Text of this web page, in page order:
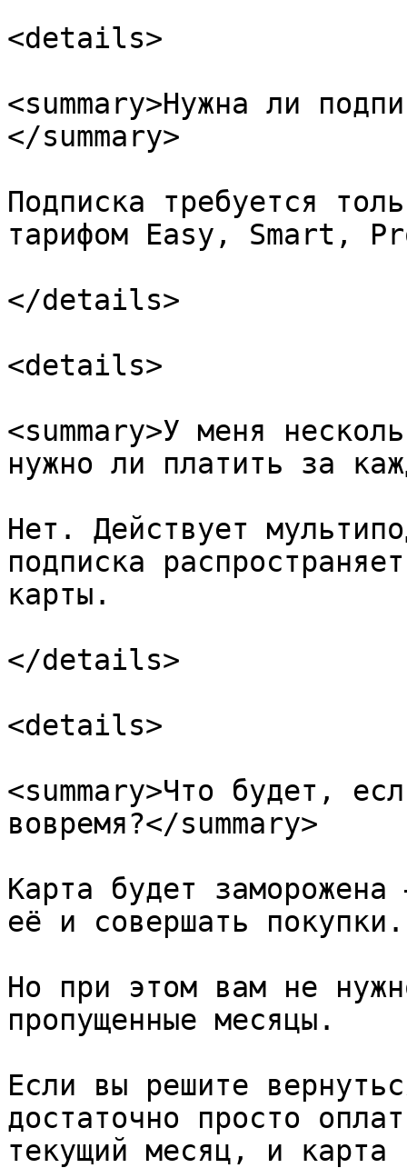
<details>
<summary>Нужна ли
</summary>
Подписка требуется
тарифом Easy, Smart,
</details>
<details>
<summary>У меня
нужно ли платить за
Нет. Действует
подписка
карты.
</details>
<details>
<summary>Что будет,
вовремя?</summary>
Карта будет
её и совершать покупки.
Но при этом вам не
пропущенные месяцы.
Если вы решите
достаточно просто
текущий месяц, и карта